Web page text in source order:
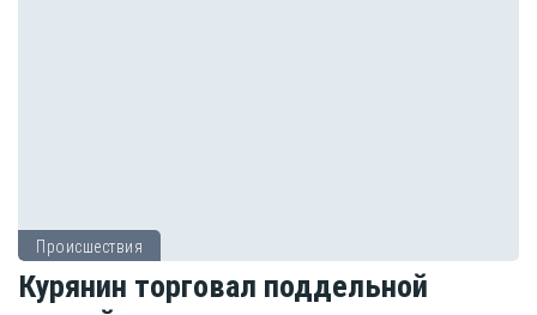
Происшествия
Курянин торговал поддельной